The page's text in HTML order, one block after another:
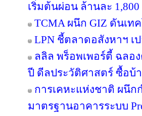
เริ่มต้นผ่อน ล้านละ
TCMA ผนึก GIZ ดันเท
LPN ชี้ตลาดอสังหาฯ
ลลิล พร็อพเพอร์ตี้ ฉลอ
ปี ดีลประวัติศาสตร์ ซื้อบ้
การเคหะแห่งชาติ ผนึ
มาตรฐานอาคารระบบ